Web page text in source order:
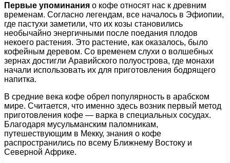
Первые упоминания о кофе относят нас к древним
временам. Согласно легендам, все началось в Эфиопии,
где пастухи заметили, что их козы становились
необычайно энергичными после поедания плодов
некоего растения. Это растение, как оказалось, было
кофейным деревом. Со временем слухи о волшебных
зернах достигли Аравийского полуострова, где монахи
начали использовать их для приготовления бодрящего
напитка.
В средние века кофе обрел популярность в арабском
мире. Считается, что именно здесь возник первый метод
приготовления кофе — варка в специальных сосудах.
Благодаря мусульманским паломникам,
путешествующим в Мекку, знания о кофе
распространились по всему Ближнему Востоку и
Северной Африке.